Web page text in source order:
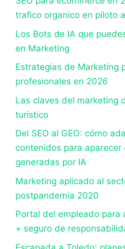
trafico organico en piloto
Los Bots de IA que
en Marketing
Estrategias de Marketing
profesionales en 2026
Las claves del marketing
turístico
Del SEO al GEO: cómo
contenidos para aparecer
generadas por IA
Marketing aplicado al
postpandemia 2020
Portal del empleado para
+ seguro de